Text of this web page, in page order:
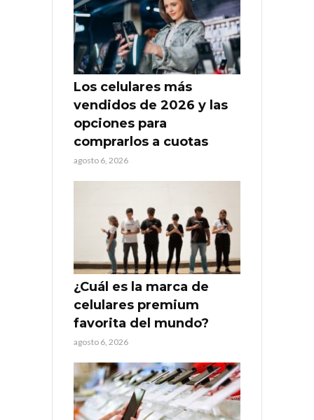
Los celulares más
vendidos de 2026 y las
opciones para
comprarlos a cuotas
agosto 6, 2026
¿Cuál es la marca de
celulares premium
favorita del mundo?
agosto 6, 2026